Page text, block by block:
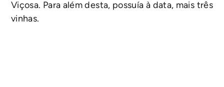
Viçosa. Para além desta, possuía à data, mais três
vinhas.